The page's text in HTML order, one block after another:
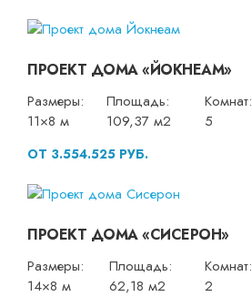
ПРОЕКТ ДОМА «ЙОКНЕАМ»
Размеры:
11×8 м
Площадь:
109,37 м2
Комнат:
5
ОТ 3.554.525 РУБ.
ПРОЕКТ ДОМА «СИСЕРОН»
Размеры:
14×8 м
Площадь:
62,18 м2
Комнат:
2